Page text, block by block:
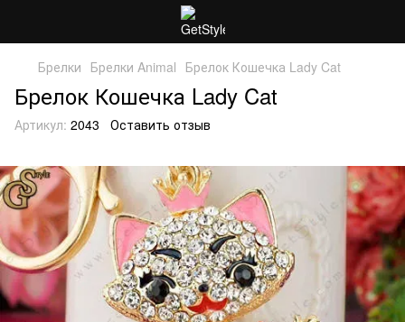
Брелки Брелки Animal Брелок Кошечка Lady Cat
Брелок Кошечка Lady Cat
Артикул: 2043 Оставить отзыв